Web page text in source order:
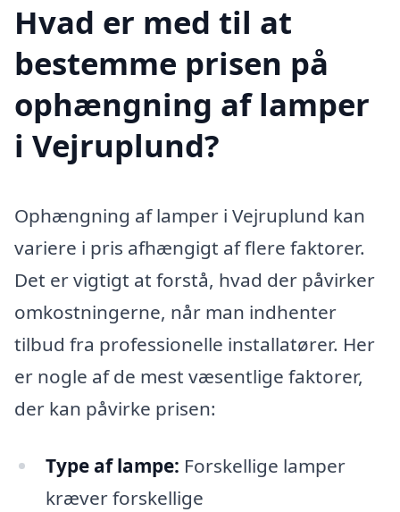
Hvad er med til at
bestemme prisen på
ophængning af lamper
i Vejruplund?
Ophængning af lamper i Vejruplund kan
variere i pris afhængigt af flere faktorer.
Det er vigtigt at forstå, hvad der påvirker
omkostningerne, når man indhenter
tilbud fra professionelle installatører. Her
er nogle af de mest væsentlige faktorer,
der kan påvirke prisen:
Type af lampe: Forskellige lamper
kræver forskellige